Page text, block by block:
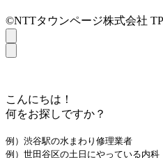
©NTTタウンページ株式会社
こんにちは！
何をお探しですか？
例）渋谷駅の水まわり修理業者
例）世田谷区の土日にやっている内科